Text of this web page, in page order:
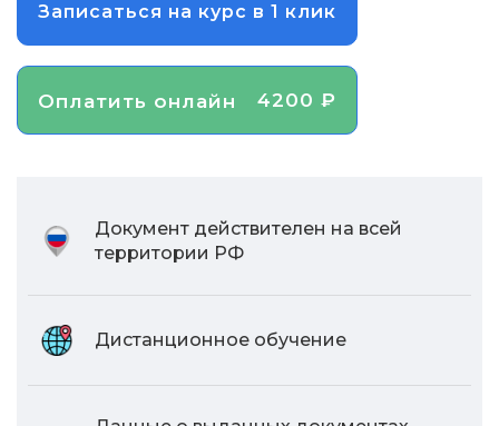
Записаться на курс в 1 клик
Оплатить онлайн 4200 ₽
Документ действителен на всей
территории РФ
Дистанционное обучение